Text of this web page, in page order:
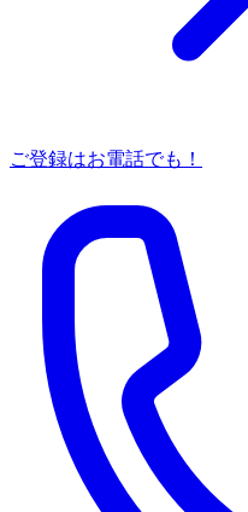
ご登録はお電話でも！